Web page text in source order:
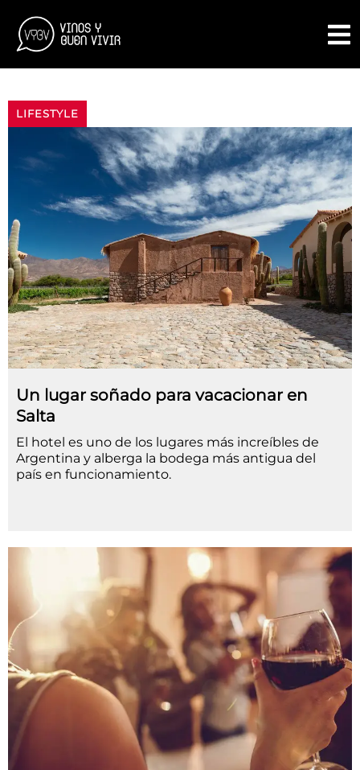
LIFESTYLE
Un lugar soñado para vacacionar en
Salta
El hotel es uno de los lugares más increíbles de
Argentina y alberga la bodega más antigua del
país en funcionamiento.